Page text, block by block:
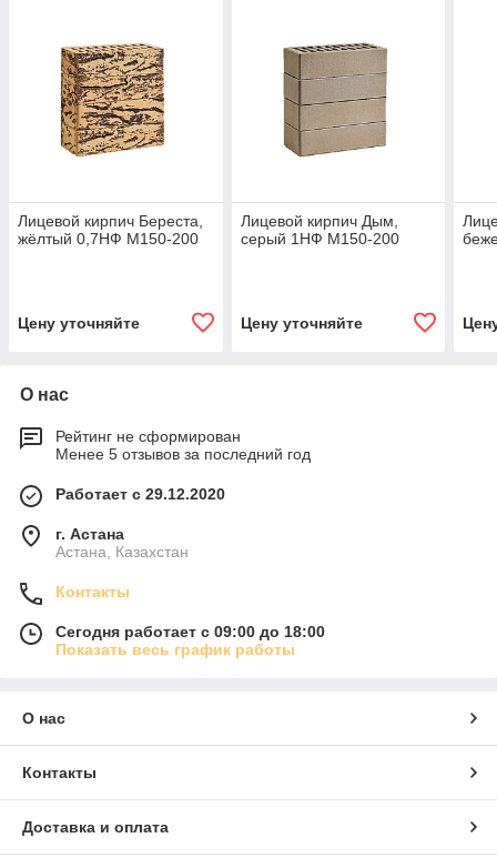
Лицевой кирпич Береста,
жёлтый 0,7НФ M150-200
Цену уточняйте
Лицевой кирпич Дым,
серый 1НФ M150-200
Цену уточняйте
О нас
Рейтинг не сформирован
Менее 5 отзывов за последний год
Работает с 29.12.2020
г. Астана
Астана, Казахстан
Контакты
Сегодня работает с 09:00 до 18:00
Показать весь график работы
О нас
Контакты
Доставка и оплата